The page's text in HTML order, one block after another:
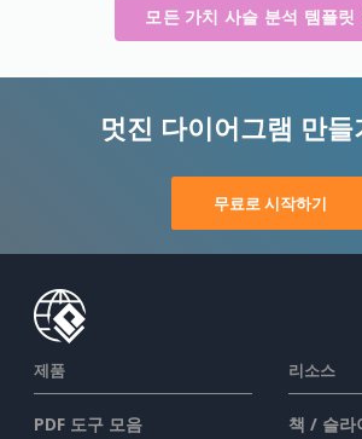
모든 가치 사슬 분석 템플릿
멋진 다이어그램 만
무료로 시작하기
제품
PDF 도구 모음
리소스
책 / 슬라